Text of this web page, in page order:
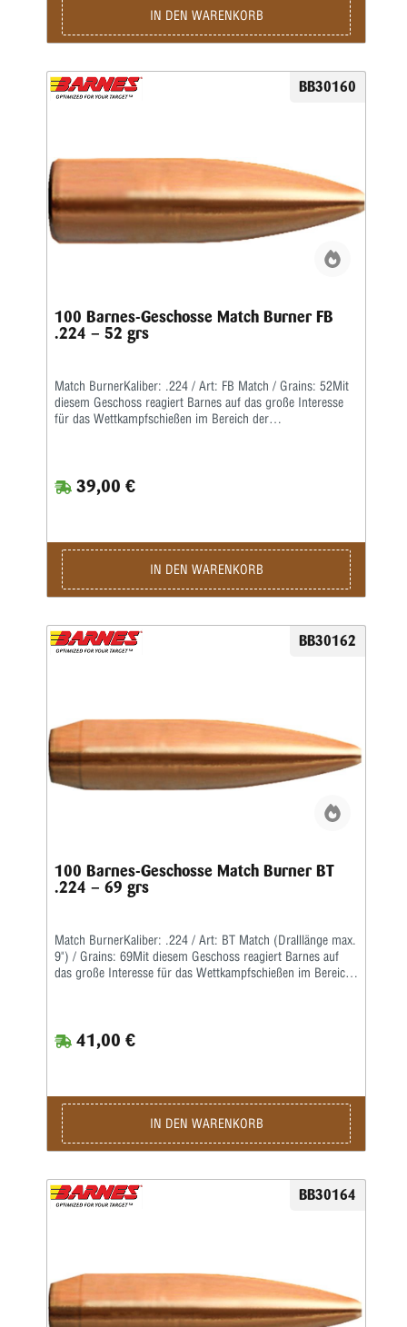
IN DEN WARENKORB
BB30160
100 Barnes-Geschosse Match Burner FB
.224 – 52 grs
Match BurnerKaliber: .224 / Art: FB Match / Grains: 52Mit
diesem Geschoss reagiert Barnes auf das große Interesse
für das Wettkampfschießen im Bereich der
39,00 €
IN DEN WARENKORB
BB30162
100 Barnes-Geschosse Match Burner BT
.224 – 69 grs
Match BurnerKaliber: .224 / Art: BT Match (Dralllänge max.
9") / Grains: 69Mit diesem Geschoss reagiert Barnes auf
das große Interesse für das Wettkampfschießen im Bereich
41,00 €
IN DEN WARENKORB
BB30164